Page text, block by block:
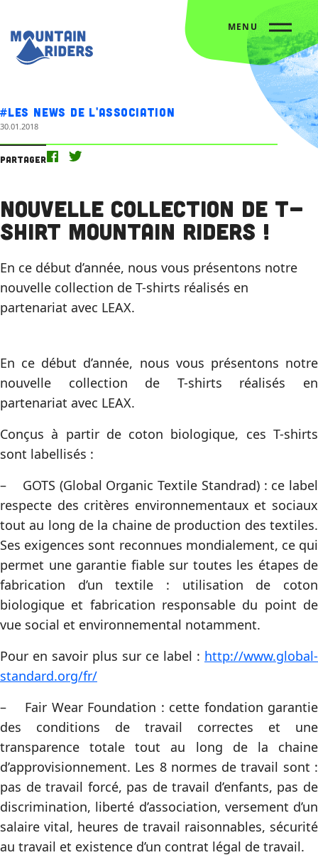
MENU
#Les news de l'association
30.01.2018
Partager
Nouvelle collection de T-
shirt Mountain Riders !
En ce début d’année, nous vous présentons notre
nouvelle collection de T-shirts réalisés en
partenariat avec LEAX.
En ce début d’année, nous vous présentons notre
nouvelle collection de T-shirts réalisés en
partenariat avec LEAX.
Conçus à partir de coton biologique, ces T-shirts
sont labellisés :
– GOTS (Global Organic Textile Standrad) : ce label
respecte des critères environnementaux et sociaux
tout au long de la chaine de production des textiles.
Ses exigences sont reconnues mondialement, ce qui
permet une garantie fiable sur toutes les étapes de
fabrication d’un textile : utilisation de coton
biologique et fabrication responsable du point de
vue social et environnemental notamment.
Pour en savoir plus sur ce label : http://www.global-
standard.org/fr/
– Fair Wear Foundation : cette fondation garantie
des conditions de travail correctes et une
transparence totale tout au long de la chaine
d’approvisionnement. Les 8 normes de travail sont :
pas de travail forcé, pas de travail d’enfants, pas de
discrimination, liberté d’association, versement d’un
salaire vital, heures de travail raisonnables, sécurité
au travail et existence d’un contrat légal de travail.